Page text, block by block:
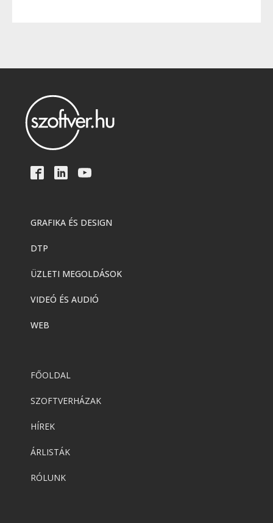
GRAFIKA ÉS DESIGN
DTP
ÜZLETI MEGOLDÁSOK
VIDEÓ ÉS AUDIÓ
WEB
FŐOLDAL
SZOFTVERHÁZAK
HÍREK
ÁRLISTÁK
RÓLUNK